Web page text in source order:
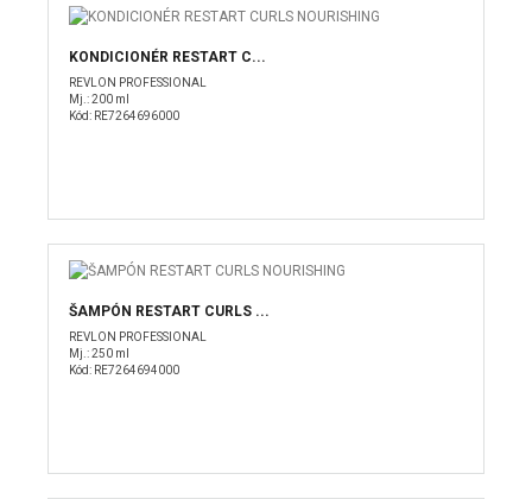
KONDICIONÉR RESTART C...
REVLON PROFESSIONAL
Mj.: 200 ml
Kód: RE7264696000
ŠAMPÓN RESTART CURLS ...
REVLON PROFESSIONAL
Mj.: 250 ml
Kód: RE7264694000